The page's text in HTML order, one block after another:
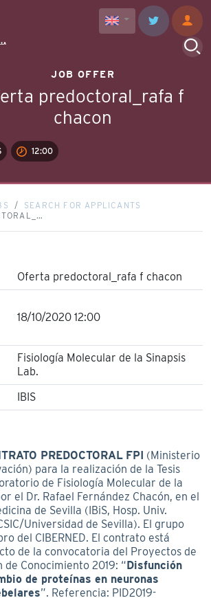
JOB OFFER
predoctoral_rafa f
chacon
12:00
SEARCH FOR APPLICANTS
Oferta predoctoral_rafa f chacon
18/10/2020 12:00
Fisiología Molecular de la Sinapsis
Lab.
IBIS
PREDOCTORAL FPI (Ministerio
para la realización de la Tesis
de Fisiología Molecular de la
el Dr. Rafael Fernández Chacón, en el
de Sevilla (IBiS, Hosp. Univ.
Universidad de Sevilla). El grupo
del CIBERNED. El contrato está
de la convocatoria del Proyectos de
de Conocimiento 2019: “Disfunción
de proteínas en neuronas
”. Referencia: PID2019-